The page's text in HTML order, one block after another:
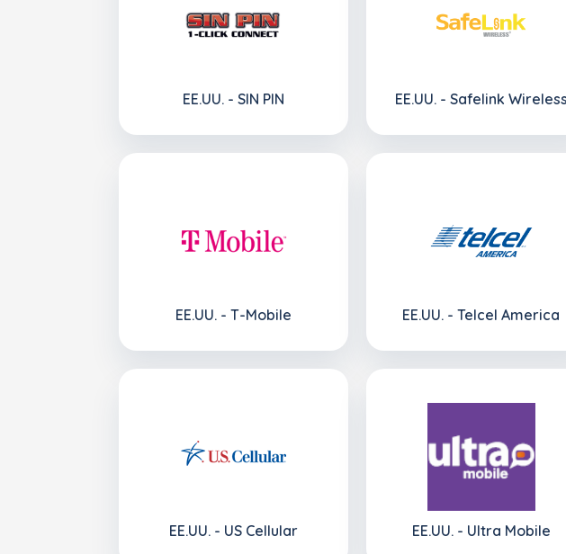
EE.UU. - SIN PIN EE.UU. - Safelink Wireless
EE.UU. - T-Mobile EE.UU. - Telcel America
EE.UU. - US Cellular EE.UU. - Ultra Mobile